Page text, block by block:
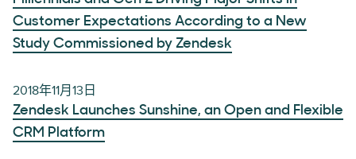
Customer Expectations According to a New
Study Commissioned by Zendesk
2018年11月13日
Zendesk Launches Sunshine, an Open and Flexible
CRM Platform